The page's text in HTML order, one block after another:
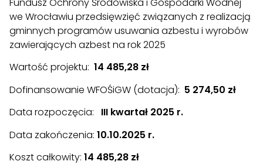
we Wrocławiu przedsięwzięć związanych z realizacją
gminnych programów usuwania azbestu i wyrobów
zawierających azbest na rok 2025
Wartość projektu: 14 485,28 zł
Dofinansowanie WFOŚiGW (dotacja): 5 274,50 zł
Data rozpoczęcia: III kwartał 2025 r.
Data zakończenia: 10.10.2025 r.
Koszt całkowity: 14 485,28 zł